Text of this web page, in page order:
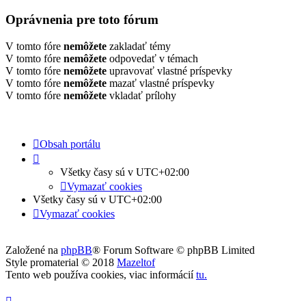
Oprávnenia pre toto fórum
V tomto fóre nemôžete zakladať témy
V tomto fóre nemôžete odpovedať v témach
V tomto fóre nemôžete upravovať vlastné príspevky
V tomto fóre nemôžete mazať vlastné príspevky
V tomto fóre nemôžete vkladať prílohy
Obsah portálu
Všetky časy sú v UTC+02:00
Vymazať cookies
Všetky časy sú v UTC+02:00
Vymazať cookies
Založené na phpBB® Forum Software © phpBB Limited
Style promaterial © 2018 Mazeltof
Tento web používa cookies, viac informáciítu.